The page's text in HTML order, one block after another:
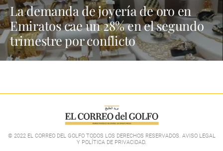
La demanda de joyería de oro en
Emiratos cae un 28% en el segundo
trimestre por conflicto
© 2022 EL CORREO DEL GOLFO TODOS LOS DERECHOS RESERVADOS. AVISO LEGAL
Y POLÍTICA DE PRIVACIDAD.